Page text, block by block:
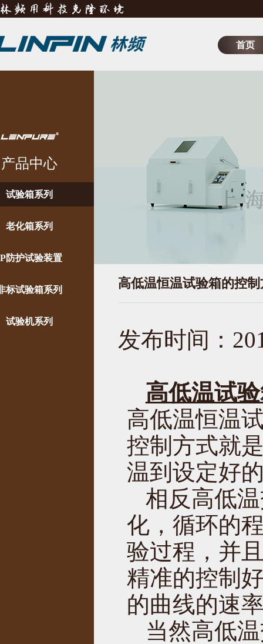
首页
产品中心
试验箱系列
老化箱系列
防护试验装置
标试验箱系列
试验机系列
高低温恒温试验箱的控
发布时间：
高低温试
高低温恒温
控制方式就
温到设定好
相反高低
化，循环的
验过程，并
精准的控制
的曲线的速
当然高低